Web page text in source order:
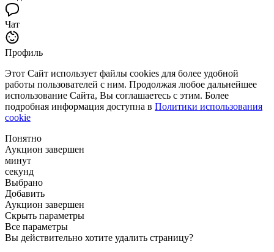
Чат
Профиль
Этот Сайт использует файлы cookies для более удобной
работы пользователей с ним. Продолжая любое дальнейшее
использование Сайта, Вы соглашаетесь с этим. Более
подробная информация доступна в Политики использования
cookie
Понятно
Аукцион завершен
минут
секунд
Выбрано
Добавить
Аукцион завершен
Скрыть параметры
Все параметры
Вы действительно хотите удалить страницу?